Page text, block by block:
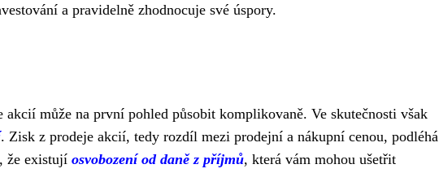
a pravidelně zhodnocuje své úspory.
může na první pohled působit komplikovaně. Ve skutečnosti však
. Zisk z prodeje akcií, tedy rozdíl mezi prodejní a nákupní cenou, podléhá
že existují osvobození od daně z příjmů, která vám mohou ušetřit